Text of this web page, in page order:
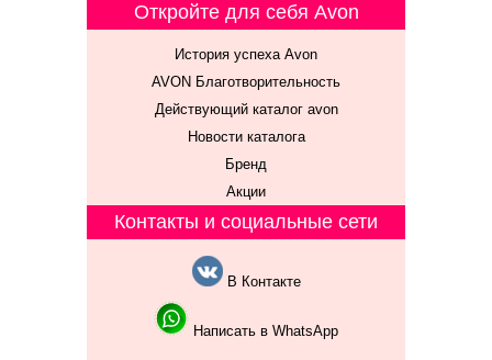
Откройте для себя Avon
История успеха Avon
AVON Благотворительность
Действующий каталог avon
Новости каталога
Бренд
Акции
Контакты и социальные сети
В Контакте
Написать в WhatsApp